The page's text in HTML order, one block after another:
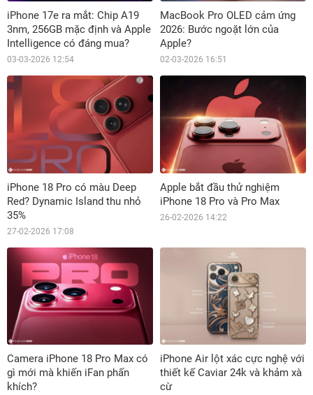
iPhone 17e ra mắt: Chip A19
3nm, 256GB mặc định và Apple
Intelligence có đáng mua?
03-03-2026 12:54
MacBook Pro OLED cảm ứng
2026: Bước ngoặt lớn của
Apple?
02-03-2026 16:51
iPhone 18 Pro có màu Deep
Red? Dynamic Island thu nhỏ
35%
27-02-2026 17:08
Apple bắt đầu thử nghiệm
iPhone 18 Pro và Pro Max
26-02-2026 14:22
Camera iPhone 18 Pro Max có
gì mới mà khiến iFan phấn
khích?
iPhone Air lột xác cực nghệ với
thiết kế Caviar 24k và khảm xà
cừ